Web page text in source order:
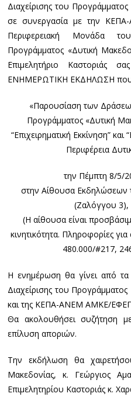
Διαχείρισης του
σε συνεργασία με την
Περιφερειακή Μονάδα
Προγράμματος «Δυτική
Επιμελητήριο Καστοριάς
ΕΝΗΜΕΡΩΤΙΚΗ ΕΚΔΗΛΩΣΗ που
«Παρουσίαση των
Προγράμματος «Δυτική
“Επιχειρηματική Εκκίνηση”
Περιφέρεια
την Πέμπτη 8/5/
στην Αίθουσα Εκδηλώσεων
(Ζαλόγγου 3),
(Η αίθουσα είναι
κινητικότητα. Πληροφορίες
480.000/#217,
Η ενημέρωση θα γίνει από τα
Διαχείρισης του
και της ΚΕΠΑ-ΑΝΕΜ ΑΜΚΕ/
Θα ακολουθήσει συζήτηση
επίλυση αποριών.
Την εκδήλωση θα
Μακεδονίας, κ. Γεώργιος
Επιμελητηρίου Καστοριάς κ.